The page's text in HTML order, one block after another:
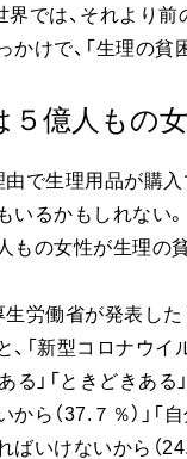
界では、それより
かけで、「生理の貧
５億人もの
由で生理用品が購
いるかもしれない
もの女性が生理の
生労働省が発表し
、「新型コロナウイ
ある」「ときどきあ
から（37.７％）」「
ばいけないから（